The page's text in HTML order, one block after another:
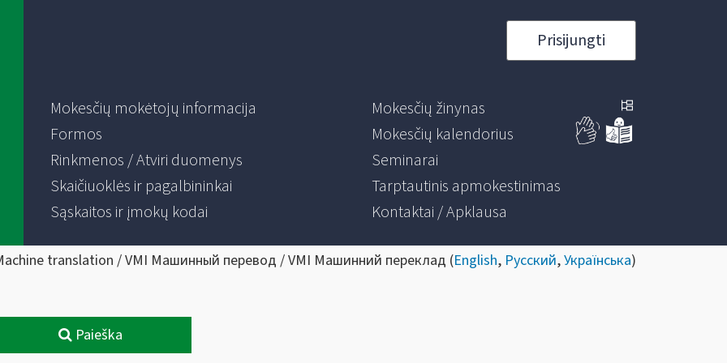
Prisijungti
Mokesčių mokėtojų informacija
Formos
Rinkmenos / Atviri duomenys
Skaičiuoklės ir pagalbininkai
Sąskaitos ir įmokų kodai
Mokesčių žinynas
Mokesčių kalendorius
Seminarai
Tarptautinis apmokestinimas
Kontaktai / Apklausa
translation / VMI Машинный перевод / VMI Машинний переклад (English, Русский,Українська)
Paieška